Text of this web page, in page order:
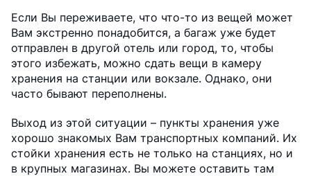
Если Вы переживаете, что что-то из вещей может
Вам экстренно понадобится, а багаж уже будет
отправлен в другой отель или город, то, чтобы
этого избежать, можно сдать вещи в камеру
хранения на станции или вокзале. Однако, они
часто бывают переполнены.
Выход из этой ситуации – пункты хранения уже
хорошо знакомых Вам транспортных компаний. Их
стойки хранения есть не только на станциях, но и
в крупных магазинах. Вы можете оставить там